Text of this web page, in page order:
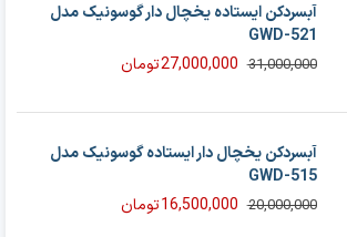
آبسردکن ایستاده یخچال دار گوسونیک مدل
GWD-521
31,000,000
قیمت
بود.
27,000,000تومان
قیمت
است.
آبسردکن یخچال دار ایستاده گوسونیک مدل
GWD-515
20,000,000
قیمت
16,500,000تومان
قیمت